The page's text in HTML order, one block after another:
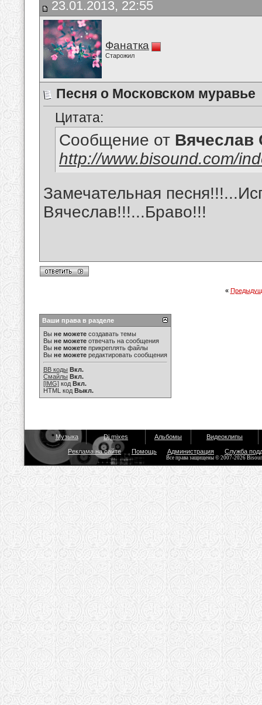
23.01.2013, 22:55
Фанатка
Старожил
Песня о Московском муравье
Цитата:
Сообщение от Вячеслав
http://www.bisound.com/
Замечательная
Вячеслав!!!...Браво!!!
«
Ваши права в разделе
Вы не можете создавать темы
Вы не можете отвечать на сообщения
Вы не можете прикреплять файлы
Вы не можете редактировать сообщения
BB коды Вкл.
Смайлы Вкл.
[IMG] код Вкл.
HTML код Выкл.
Музыка Dj mixes Альбомы Видеоклипы
Реклама на сайте Помощь Администрация Служба
Все права защищены © 2007-2026